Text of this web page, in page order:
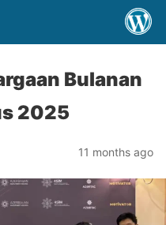
Bulanan
2025
11 months ago